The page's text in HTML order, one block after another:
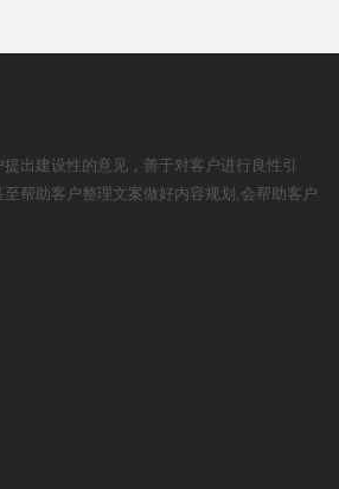
出建设性的意见，善于对客户进行良性引
帮助客户整理文案做好内容规划,会帮助客户